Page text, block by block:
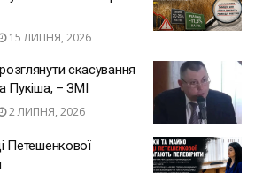
15 ЛИПНЯ, 2026
скасування
Пукіша, – ЗМІ
2 ЛИПНЯ, 2026
Петешенкової